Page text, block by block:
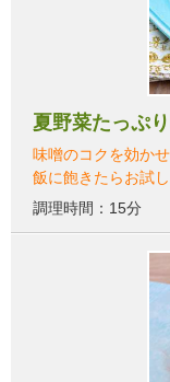
夏野菜たっぷ
味噌のコクを効か
飯に飽きたらお試
調理時間：15分